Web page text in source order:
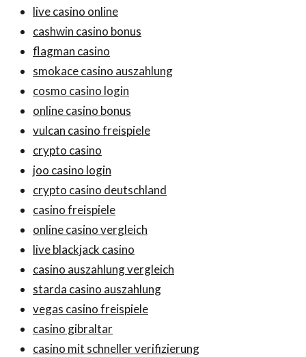
live casino online
cashwin casino bonus
flagman casino
smokace casino auszahlung
cosmo casino login
online casino bonus
vulcan casino freispiele
crypto casino
joo casino login
crypto casino deutschland
casino freispiele
online casino vergleich
live blackjack casino
casino auszahlung vergleich
starda casino auszahlung
vegas casino freispiele
casino gibraltar
casino mit schneller verifizierung